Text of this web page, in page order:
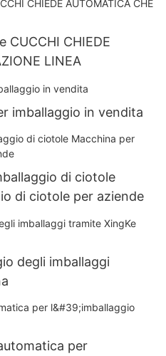
CHIEDE
LINEA
imballaggio in vendita
di ciotole
di ciotole per aziende
degli imballaggi
per